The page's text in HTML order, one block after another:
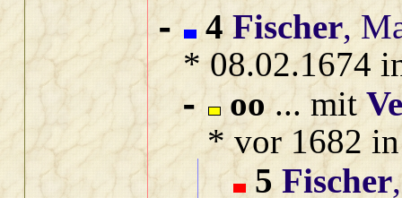
- 4 Fischer,
* 08.02.1674
- oo... mit
* vor 1682
5 Fischer